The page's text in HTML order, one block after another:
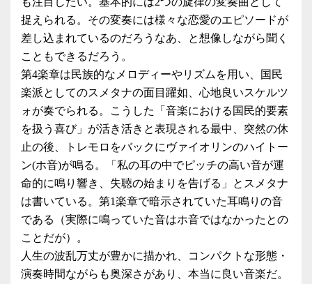
捉えられる。その変奏には様々な恋愛のエピソードが
差し込まれているのだろうなあ、と想像しながら聞く
こともできるだろう。
第4楽章は民族的なメロディーやリズムを用い、国民
楽派としてのスメタナの面目躍如、心地良いスケルツ
ォが奏でられる。こうした「音楽における国民的要素
を扱う喜び」が活き活きと表現される最中、突然の休
止の後、トレモロをバックにヴァイオリンのハイトー
ン(ホ音)が鳴る。「私の耳の中でピッチの高い音が運
命的に鳴り響き、失聴の始まりを告げる」とスメタナ
は書いている。第1楽章で暗示されていた耳鳴りの音
である（実際に鳴っていた音はホ音ではなかったとの
ことだが）。
人生の波乱万丈が豊かに描かれ、コンパクトな形態・
演奏時間ながらも奥深さがあり、本当に良い音楽だ。